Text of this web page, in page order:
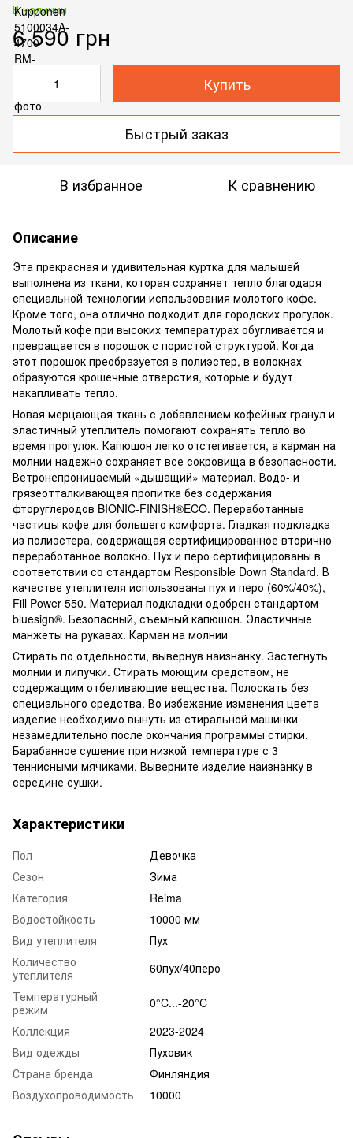
В наличии
6 590 грн
Купить
Быстрый заказ
В избранное К сравнению
Описание
Эта прекрасная и удивительная куртка для малышей
выполнена из ткани, которая сохраняет тепло благодаря
специальной технологии использования молотого кофе.
Кроме того, она отлично подходит для городских прогулок.
Молотый кофе при высоких температурах обугливается и
превращается в порошок с пористой структурой. Когда
этот порошок преобразуется в полиэстер, в волокнах
образуются крошечные отверстия, которые и будут
накапливать тепло.
Новая мерцающая ткань с добавлением кофейных гранул и
эластичный утеплитель помогают сохранять тепло во
время прогулок. Капюшон легко отстегивается, а карман на
молнии надежно сохраняет все сокровища в безопасности.
Ветронепроницаемый «дышащий» материал. Водо- и
грязеотталкивающая пропитка без содержания
фторуглеродов BIONIC-FINISH®ECO. Переработанные
частицы кофе для большего комфорта. Гладкая подкладка
из полиэстера, содержащая сертифицированное вторично
переработанное волокно. Пух и перо сертифицированы в
соответствии со стандартом Responsible Down Standard. В
качестве утеплителя использованы пух и перо (60%/40%),
Fill Power 550. Материал подкладки одобрен стандартом
bluesign®. Безопасный, съемный капюшон. Эластичные
манжеты на рукавах. Карман на молнии
Стирать по отдельности, вывернув наизнанку. Застегнуть
молнии и липучки. Стирать моющим средством, не
содержащим отбеливающие вещества. Полоскать без
специального средства. Во избежание изменения цвета
изделие необходимо вынуть из стиральной машинки
незамедлительно после окончания программы стирки.
Барабанное сушение при низкой температуре с 3
теннисными мячиками. Выверните изделие наизнанку в
середине сушки.
Характеристики
Пол
Девочка
Сезон
Зима
Категория
Reima
Водостойкость
10000 мм
Вид утеплителя
Пух
Количество
утеплителя
60пух/40перо
Температурный
режим
0°C...-20°C
Коллекция
2023-2024
Вид одежды
Пуховик
Страна бренда
Финляндия
Воздухопроводимость
10000